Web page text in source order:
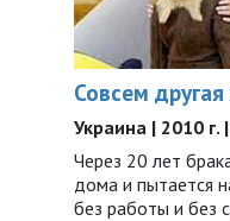
Совсем
Украина | 2010
Через 20 лет
дома и пытается
без работы и без